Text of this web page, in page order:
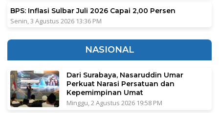
BPS: Inflasi Sulbar Juli 2026 Capai 2,00 Persen
Senin, 3 Agustus 2026 13:36 PM
NASIONAL
Dari Surabaya, Nasaruddin Umar
Perkuat Narasi Persatuan dan
Kepemimpinan Umat
Minggu, 2 Agustus 2026 19:58 PM